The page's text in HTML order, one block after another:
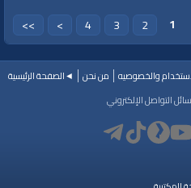
1
2
3
4
>
>>
والخصوصيه من نحن
◄الصفحة الرئيسية
التواصل الإلكتروني